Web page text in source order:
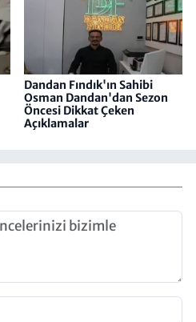
Dandan Fındık'ın Sahibi
Osman Dandan'dan Sezon
Öncesi Dikkat Çeken
Açıklamalar